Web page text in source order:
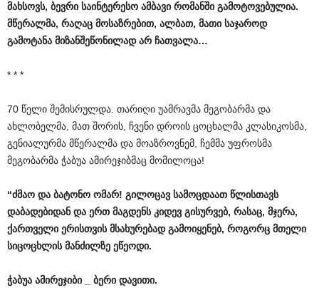
მახსოვს, ბევრი საინტერესო ამბავი რომანში გამოტოვებულია.
მწერალმა, რაღაც მოსაზრებით, ალბათ, მათი საჯაროდ
გამოტანა მიზანშეწონილად არ ჩათვალა…
* * *
70 წელი შემისრულდა. თარიღი უამრავმა მეგობარმა და
ახლობელმა, მათ შორის, ჩვენი დროის ცოცხალმა კლასიკოსმა,
გენიალურმა მწერალმა და მოაზროვნემ, ჩემმა უფროსმა
მეგობარმა ჭაბუა ამირეჯიბმაც მომილოცა!
“ძმაო და ბატონო ომარ! გილოცავ სამოცდაათ წლისთავს
დაბადებიდან და ერთ მაგდენს კიდევ გისურვებ, რასაც, მჯერა,
ქართველი ერისთვის მსახურებად გამოიყენებ, როგორც მთელი
სიცოცხლის მანძილზე ეწეოდი.
ჭაბუა ამირეჯიბი ბერი დავითი.